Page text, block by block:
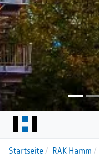
Startseite RAK Hamm